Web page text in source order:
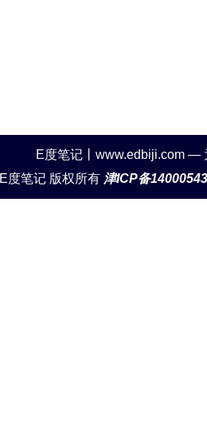
E度笔记丨www.edbiji.com
E度笔记 版权所有 津ICP备